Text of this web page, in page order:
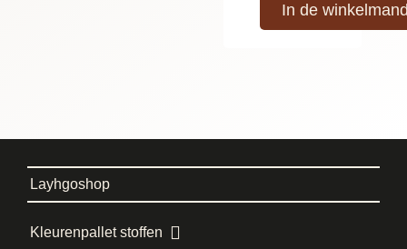
In de
Layhgoshop
Kleurenpallet stoffen